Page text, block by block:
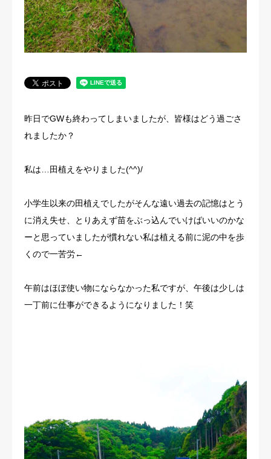
昨日でGWも終わってしまいましたが、皆様はどう過ごさ
れましたか？
私は…田植えをやりました(^^)/
小学生以来の田植えでしたがそんな遠い過去の記憶はとう
に消え失せ、とりあえず苗をぶっ込んでいけばいいのかな
ーと思っていましたが慣れない私は植える前に泥の中を歩
くので一苦労←
午前はほぼ使い物にならなかった私ですが、午後は少しは
一丁前に仕事ができるようになりました！笑